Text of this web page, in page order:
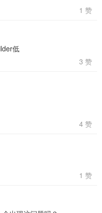
1 赞
低
3 赞
4 赞
1 赞